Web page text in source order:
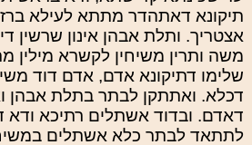
תיקונא דאתהדר מתתא לעילא
אצטריך. ותלת אבהן אינון שרשין
משה ותרין משיחין לקשרא מילין
שלימו דתיקונא אדם, אדם דוד
דכלא. ואתתקן לבתר בתלת אבהן
דאדם. ובדוד אשתלים רתיכא ודא
לתתאד לבתר כלא אשתלים